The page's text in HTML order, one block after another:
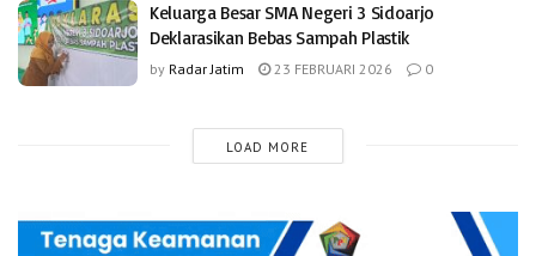
Keluarga Besar SMA Negeri 3 Sidoarjo
Deklarasikan Bebas Sampah Plastik
by Radar Jatim 23 FEBRUARI 2026 0
LOAD MORE